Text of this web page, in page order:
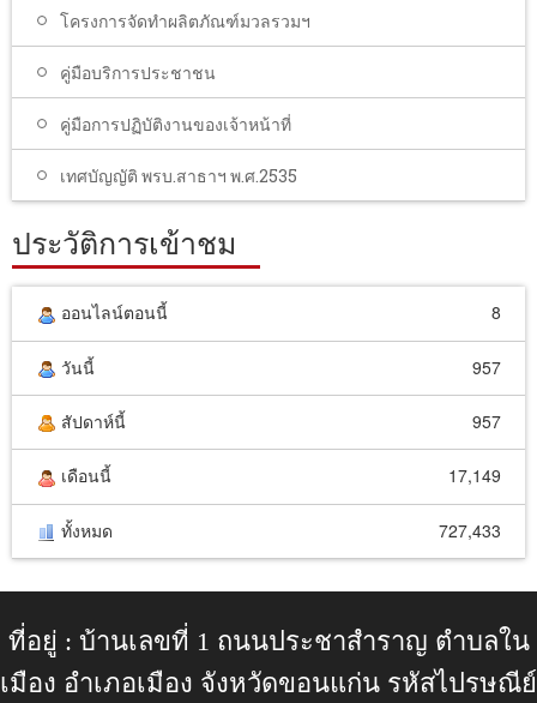
โครงการจัดทำผลิตภัณฑ์มวลรวมฯ
คู่มือบริการประชาชน
คู่มือการปฏิบัติงานของเจ้าหน้าที่
เทศบัญญัติ พรบ.สาธาฯ พ.ศ.2535
ประวัติการเข้าชม
ออนไลน์ตอนนี้ 8
วันนี้ 957
สัปดาห์นี้ 957
เดือนนี้ 17,149
ทั้งหมด 727,433
ที่อยู่ : บ้านเลขที่ 1 ถนนประชาสำราญ ตำบลใน
เมือง อำเภอเมือง จังหวัดขอนแก่น รหัสไปรษณีย์